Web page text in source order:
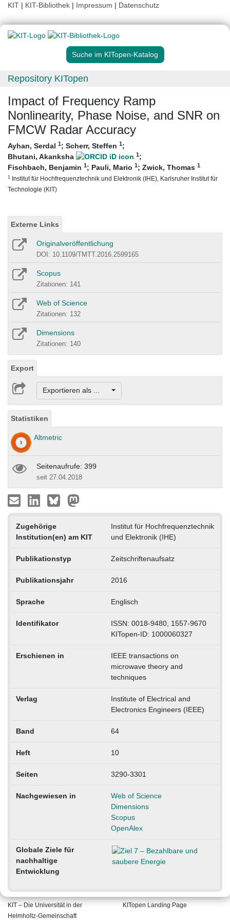
KIT | KIT-Bibliothek | Impressum | Datenschutz
Suche im KITopen-Katalog
Repository KITopen
Impact of Frequency Ramp
Nonlinearity, Phase Noise, and SNR on
FMCW Radar Accuracy
Ayhan, Serdal 1; Scherr, Steffen 1;
Bhutani, Akanksha
1;
Fischbach, Benjamin 1; Pauli, Mario 1; Zwick, Thomas 1
1 Institut für Hochfrequenztechnik und Elektronik (IHE), Karlsruher Institut für
Technologie (KIT)
Externe Links
Originalveröffentlichung
DOI: 10.1109/TMTT.2016.2599165
Scopus
Zitationen: 141
Web of Science
Zitationen: 132
Dimensions
Zitationen: 140
Export
Exportieren als ...
Statistiken
Altmetric
Seitenaufrufe: 399
seit 27.04.2018
Zugehörige
Institution(en) am KIT
Institut für Hochfrequenztechnik
und Elektronik (IHE)
Publikationstyp Zeitschriftenaufsatz
Publikationsjahr 2016
Sprache Englisch
Identifikator
ISSN: 0018-9480, 1557-9670
KITopen-ID: 1000060327
Erschienen in
IEEE transactions on
microwave theory and
techniques
Verlag
Institute of Electrical and
Electronics Engineers (IEEE)
Band 64
Heft 10
Seiten 3290-3301
Nachgewiesen in
Web of Science
Dimensions
Scopus
OpenAlex
Globale Ziele für
nachhaltige
Entwicklung
KIT – Die Universität in der
Helmholtz-Gemeinschaft
KITopen Landing Page